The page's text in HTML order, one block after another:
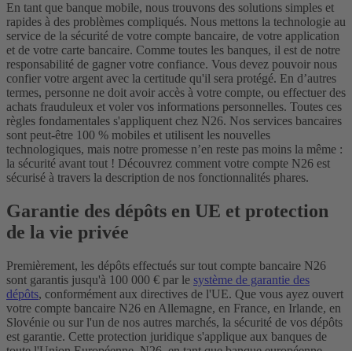
En tant que banque mobile, nous trouvons des solutions simples et
rapides à des problèmes compliqués. Nous mettons la technologie au
service de la sécurité de votre compte bancaire, de votre application
et de votre carte bancaire. Comme toutes les banques, il est de notre
responsabilité de gagner votre confiance. Vous devez pouvoir nous
confier votre argent avec la certitude qu'il sera protégé. En d’autres
termes, personne ne doit avoir accès à votre compte, ou effectuer des
achats frauduleux et voler vos informations personnelles. Toutes ces
règles fondamentales s'appliquent chez N26. Nos services bancaires
sont peut-être 100 % mobiles et utilisent les nouvelles
technologiques, mais notre promesse n’en reste pas moins la même :
la sécurité avant tout ! Découvrez comment votre compte N26 est
sécurisé à travers la description de nos fonctionnalités phares.
Garantie des dépôts en UE et protection
de la vie privée
Premièrement, les dépôts effectués sur tout compte bancaire N26
sont garantis jusqu'à 100 000 € par le système de garantie des
dépôts, conformément aux directives de l'UE. Que vous ayez ouvert
votre compte bancaire N26 en Allemagne, en France, en Irlande, en
Slovénie ou sur l'un de nos autres marchés, la sécurité de vos dépôts
est garantie. Cette protection juridique s'applique aux banques de